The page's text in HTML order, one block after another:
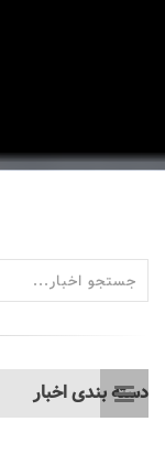
دسته بندی اخبار